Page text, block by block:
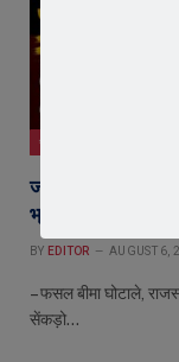
जावरा
जावरा में किसानों और
भ्रष्टाचार और फसल
BY EDITOR AUGUST 6,
– फसल बीमा घोटाले,
सेंकड़ो…